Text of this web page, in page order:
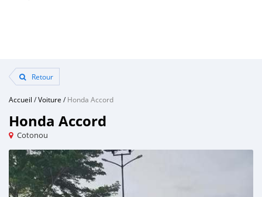
Retour
Accueil /Voiture /Honda Accord
Honda Accord
Cotonou